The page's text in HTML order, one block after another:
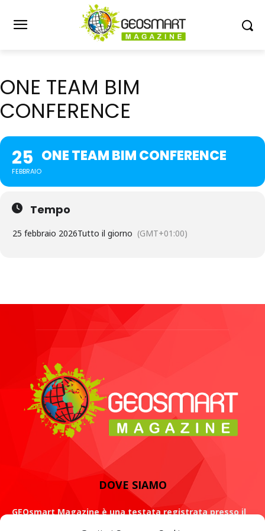
ONE TEAM BIM
CONFERENCE
25
FEBBRAIO
ONE TEAM BIM CONFERENCE
Tempo
25 febbraio 2026Tutto il giorno (GMT+01:00)
DOVE SIAMO
GEOsmart Magazine è una testata registrata presso il